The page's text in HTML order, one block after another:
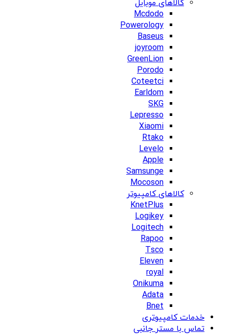
کالاهای موبایل
Mcdodo
Powerology
Baseus
joyroom
GreenLion
Porodo
Coteetci
Earldom
SKG
Lepresso
Xiaomi
Rtako
Levelo
Apple
Samsunge
Mocoson
کالاهای کامپیوتر
KnetPlus
Logikey
Logitech
Rapoo
Tsco
Eleven
royal
Onikuma
Adata
Bnet
خدمات کامپیوتری
تماس با مستر جانبی